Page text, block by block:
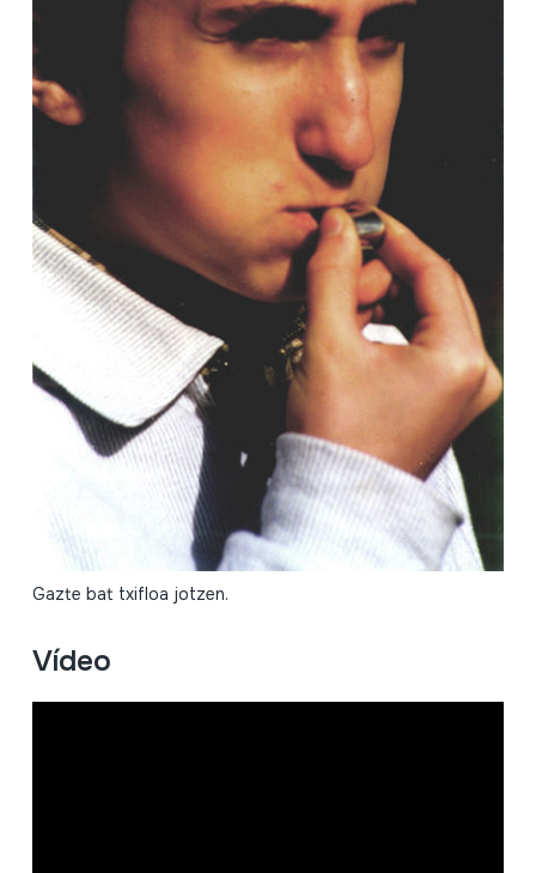
Gazte bat txifloa jotzen.
Vídeo